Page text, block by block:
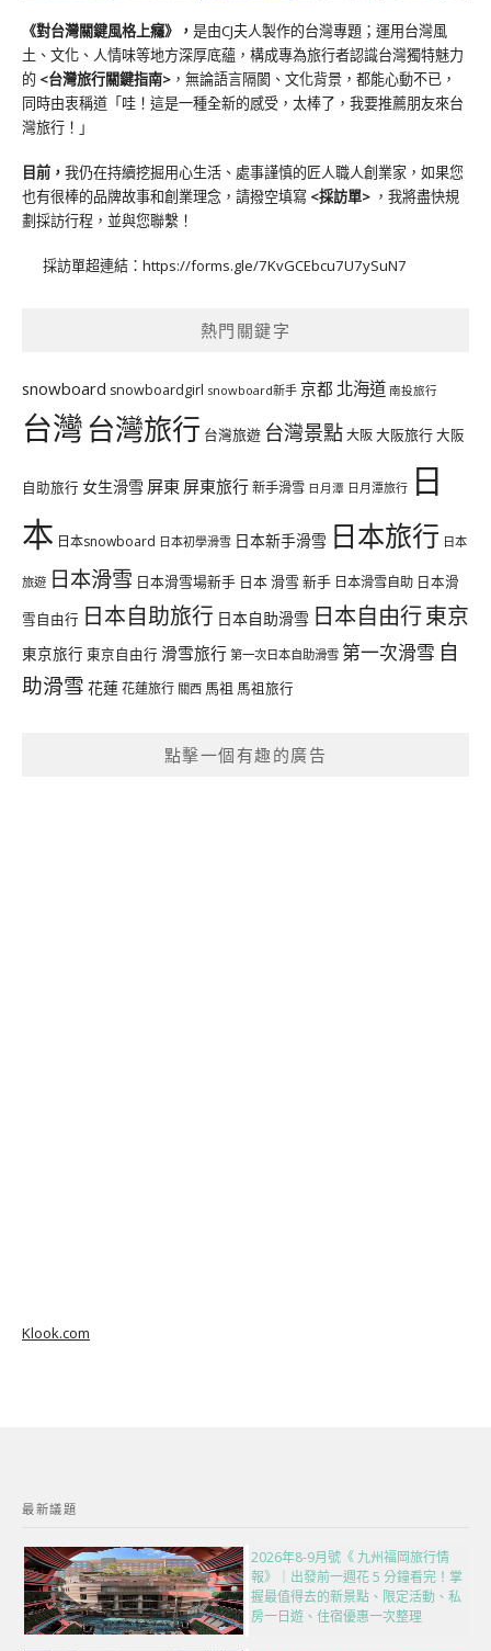
《對台灣關鍵風格上癮》 ， 是由CJ夫人製作的台灣專題；運用台灣風
土、文化、人情味等地方深厚底蘊，構成專為旅行者認識台灣獨特魅力
的 <台灣旅行關鍵指南> ，無論語言隔閡、文化背景，都能心動不已，
同時由衷稱道「哇！這是一種全新的感受，太棒了，我要推薦朋友來台
灣旅行！」
目前， 我仍在持續挖掘用心生活、處事謹慎的匠人職人創業家，如果您
也有很棒的品牌故事和創業理念，請撥空填寫 <採訪單> ，我將盡快規
劃採訪行程，並與您聯繫！
採訪單超連結： https://forms.gle/7KvGCEbcu7U7ySuN7
熱門關鍵字
snowboard snowboardgirl snowboard新手 京都 北海道 南投旅行
台灣台灣旅行 台灣旅遊 台灣景點大阪大阪旅行大阪
自助旅行 女生滑雪 屏東 屏東旅行新手滑雪 日月潭 日月潭旅行 日
本 日本snowboard 日本初學滑雪 日本新手滑雪 日本旅行 日本
旅遊 日本滑雪 日本滑雪場新手 日本 滑雪 新手 日本滑雪自助 日本滑
雪自由行 日本自助旅行 日本自助滑雪 日本自由行東京
東京旅行 東京自由行 滑雪旅行 第一次日本自助滑雪 第一次滑雪 自
助滑雪 花蓮花蓮旅行 關西 馬祖 馬祖旅行
點擊一個有趣的廣告
Klook.com
最新議題
2026年8-9月號《 九州福岡旅行情
報》｜出發前一週花 5 分鐘看完！掌
握最值得去的新景點、限定活動、私
房一日遊、住宿優惠一次整理